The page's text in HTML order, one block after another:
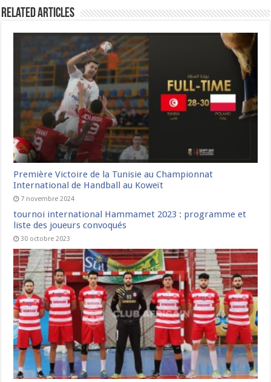
Related Articles
Première Victoire de la Tunisie au Championnat
International de Handball au Koweït
7 novembre 2024
tournoi international Hammamet 2023 : programme et
liste des joueurs convoqués
30 octobre 2023